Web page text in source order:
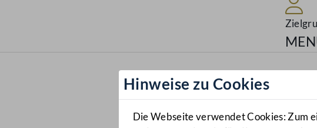
Hinweise zu Cookies
Die Webseite verwendet Cookies: Zum